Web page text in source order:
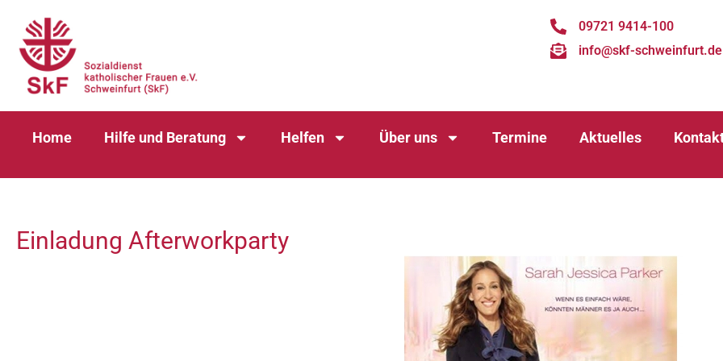
09721 9414-100
info@skf-schweinfurt.de
Home Hilfe und Beratung Helfen Über uns Termine Aktuelles
Einladung Afterworkparty